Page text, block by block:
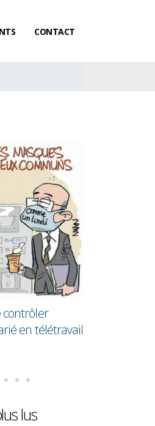
CONTACT
en télétravail
Les femmes
en moyenne
que les
lus